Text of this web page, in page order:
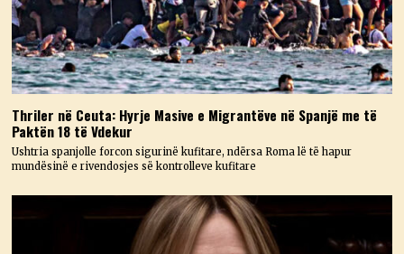
Thriler në Ceuta: Hyrje Masive e Migrantëve në Spanjë me të
Paktën 18 të Vdekur
Ushtria spanjolle forcon sigurinë kufitare, ndërsa Roma lë të hapur
mundësinë e rivendosjes së kontrolleve kufitare